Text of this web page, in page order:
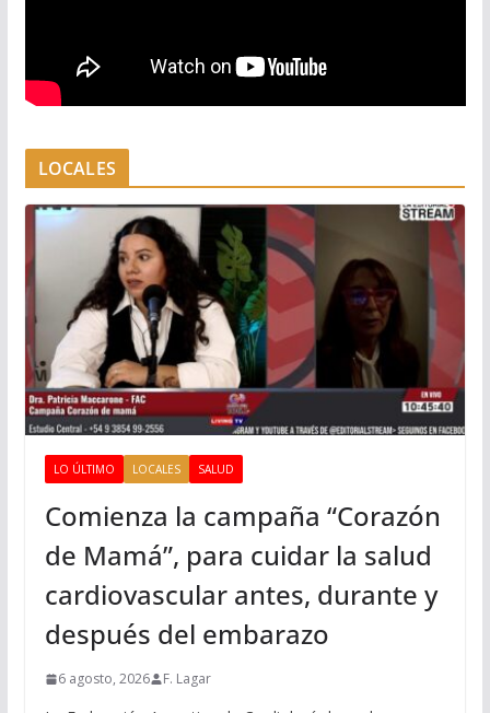
LOCALES
LO ÚLTIMO LOCALES SALUD
Comienza la campaña “Corazón
de Mamá”, para cuidar la salud
cardiovascular antes, durante y
después del embarazo
6 agosto, 2026 F. Lagar